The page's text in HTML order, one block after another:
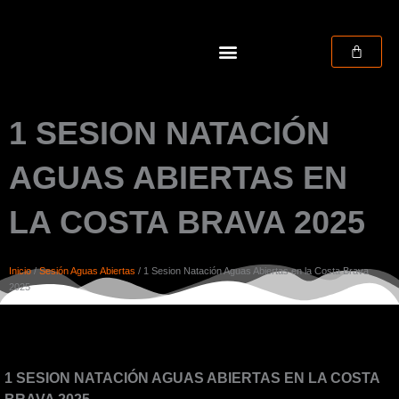
CART
1 SESION NATACIÓN
AGUAS ABIERTAS EN
LA COSTA BRAVA 2025
Inicio/Sesión Aguas Abiertas / 1 Sesion Natación Aguas Abiertas en la Costa Brava
2025
1 SESION NATACIÓN AGUAS ABIERTAS EN LA COSTA